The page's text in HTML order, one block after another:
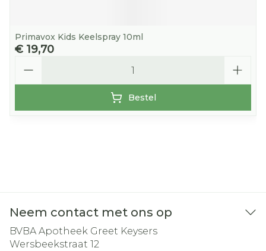
Primavox Kids Keelspray 10ml
€ 19,70
Bestel
Neem contact met ons op
BVBA Apotheek Greet Keysers
Wersbeekstraat 12